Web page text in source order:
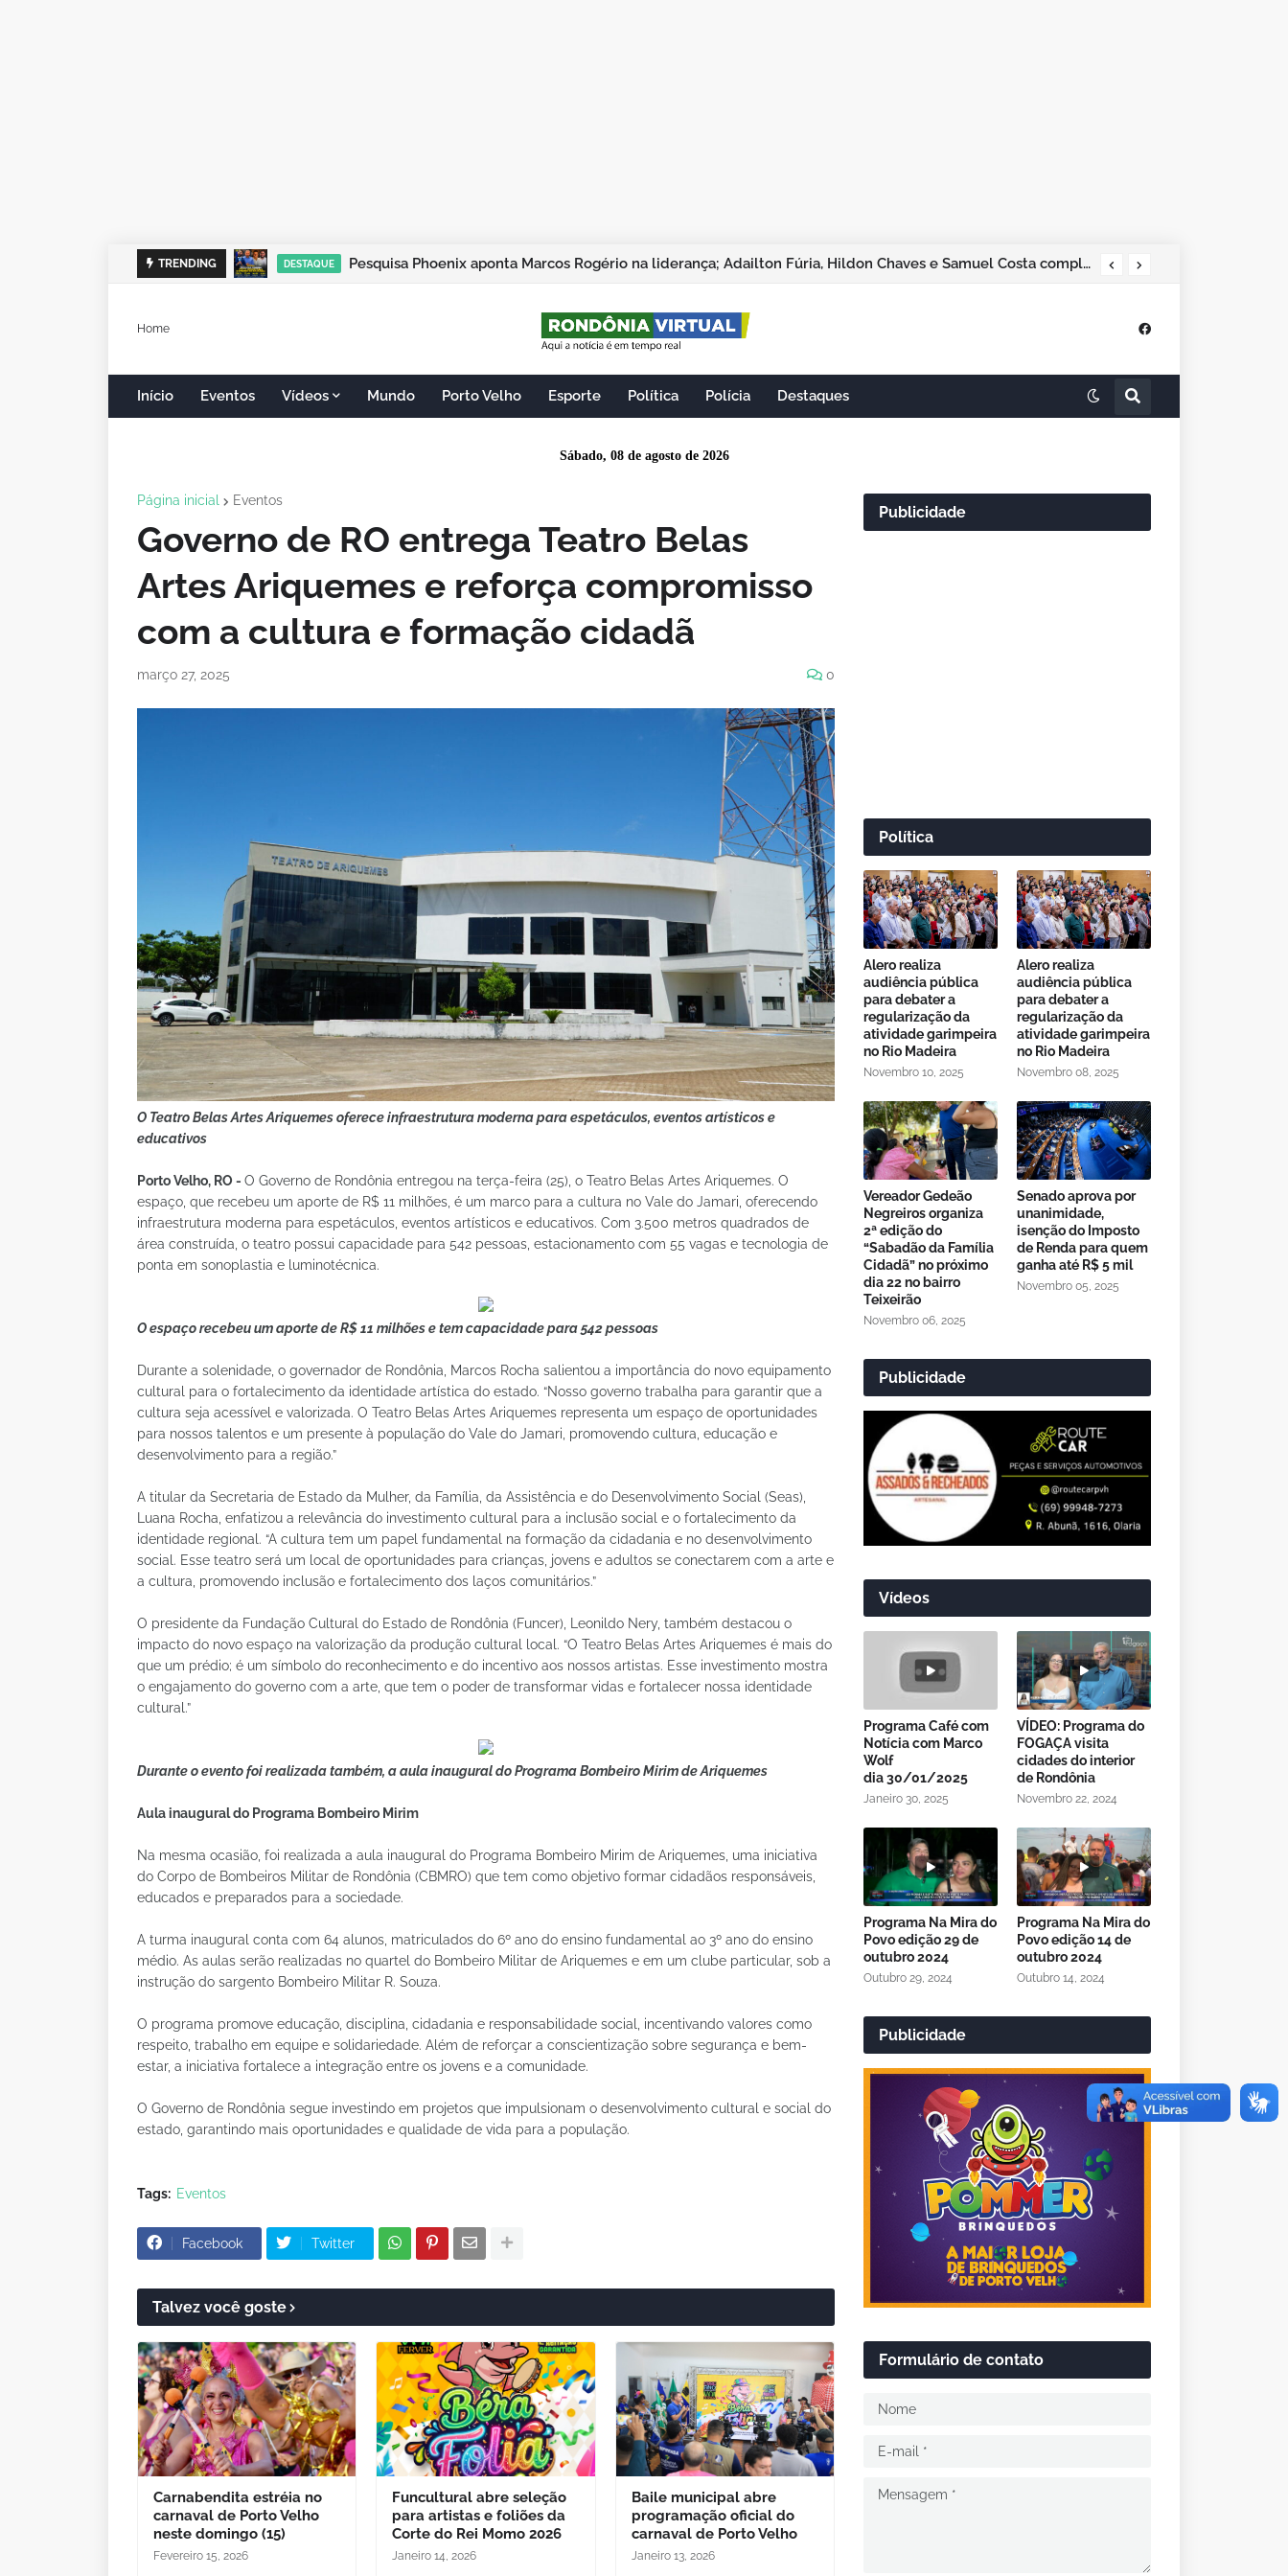
TRENDING DESTAQUE Pesquisa Phoenix aponta Marcos Rogério na liderança; Adailton Fúria, Hildon Chaves e Samuel Costa completam os quatro primeiros
Home
Início Eventos Vídeos Mundo Porto Velho Esporte Política Polícia Destaques
Sábado, 08 de agosto de 2026
Página inicial Eventos
Governo de RO entrega Teatro Belas
Artes Ariquemes e reforça compromisso
com a cultura e formação cidadã
março 27, 2025 0
O Teatro Belas Artes Ariquemes oferece infraestrutura moderna para espetáculos, eventos artísticos e
educativos
Porto Velho, RO - O Governo de Rondônia entregou na terça-feira (25), o Teatro Belas Artes Ariquemes. O
espaço, que recebeu um aporte de R$ 11 milhões, é um marco para a cultura no Vale do Jamari, oferecendo
infraestrutura moderna para espetáculos, eventos artísticos e educativos. Com 3.500 metros quadrados de
área construída, o teatro possui capacidade para 542 pessoas, estacionamento com 55 vagas e tecnologia de
ponta em sonoplastia e luminotécnica.
O espaço recebeu um aporte de R$ 11 milhões e tem capacidade para 542 pessoas
Durante a solenidade, o governador de Rondônia, Marcos Rocha salientou a importância do novo equipamento
cultural para o fortalecimento da identidade artística do estado. “Nosso governo trabalha para garantir que a
cultura seja acessível e valorizada. O Teatro Belas Artes Ariquemes representa um espaço de oportunidades
para nossos talentos e um presente à população do Vale do Jamari, promovendo cultura, educação e
desenvolvimento para a região.”
A titular da Secretaria de Estado da Mulher, da Família, da Assistência e do Desenvolvimento Social (Seas),
Luana Rocha, enfatizou a relevância do investimento cultural para a inclusão social e o fortalecimento da
identidade regional. “A cultura tem um papel fundamental na formação da cidadania e no desenvolvimento
social. Esse teatro será um local de oportunidades para crianças, jovens e adultos se conectarem com a arte e
a cultura, promovendo inclusão e fortalecimento dos laços comunitários.”
O presidente da Fundação Cultural do Estado de Rondônia (Funcer), Leonildo Nery, também destacou o
impacto do novo espaço na valorização da produção cultural local. “O Teatro Belas Artes Ariquemes é mais do
que um prédio; é um símbolo do reconhecimento e do incentivo aos nossos artistas. Esse investimento mostra
o engajamento do governo com a arte, que tem o poder de transformar vidas e fortalecer nossa identidade
cultural.”
Durante o evento foi realizada também, a aula inaugural do Programa Bombeiro Mirim de Ariquemes
Aula inaugural do Programa Bombeiro Mirim
Na mesma ocasião, foi realizada a aula inaugural do Programa Bombeiro Mirim de Ariquemes, uma iniciativa
do Corpo de Bombeiros Militar de Rondônia (CBMRO) que tem como objetivo formar cidadãos responsáveis,
educados e preparados para a sociedade.
A turma inaugural conta com 64 alunos, matriculados do 6º ano do ensino fundamental ao 3º ano do ensino
médio. As aulas serão realizadas no quartel do Bombeiro Militar de Ariquemes e em um clube particular, sob a
instrução do sargento Bombeiro Militar R. Souza.
O programa promove educação, disciplina, cidadania e responsabilidade social, incentivando valores como
respeito, trabalho em equipe e solidariedade. Além de reforçar a conscientização sobre segurança e bem-
estar, a iniciativa fortalece a integração entre os jovens e a comunidade.
O Governo de Rondônia segue investindo em projetos que impulsionam o desenvolvimento cultural e social do
estado, garantindo mais oportunidades e qualidade de vida para a população.
Tags: Eventos
Facebook Twitter
Talvez você goste
Carnabendita estréia no
carnaval de Porto Velho
neste domingo (15)
Fevereiro 15, 2026
Funcultural abre seleção
para artistas e foliões da
Corte do Rei Momo 2026
Janeiro 14, 2026
Baile municipal abre
programação oficial do
carnaval de Porto Velho
Janeiro 13, 2026
Publicidade
Política
Alero realiza
audiência pública
para debater a
regularização da
atividade garimpeira
no Rio Madeira
Novembro 10, 2025
Alero realiza
audiência pública
para debater a
regularização da
atividade garimpeira
no Rio Madeira
Novembro 08, 2025
Vereador Gedeão
Negreiros organiza
2ª edição do
“Sabadão da Família
Cidadã” no próximo
dia 22 no bairro
Teixeirão
Novembro 06, 2025
Senado aprova por
unanimidade,
isenção do Imposto
de Renda para quem
ganha até R$ 5 mil
Novembro 05, 2025
Publicidade
Vídeos
Programa Café com
Notícia com Marco
Wolf
dia 30/01/2025
Janeiro 30, 2025
VÍDEO: Programa do
FOGAÇA visita
cidades do interior
de Rondônia
Novembro 22, 2024
Programa Na Mira do
Povo edição 29 de
outubro 2024
Outubro 29, 2024
Programa Na Mira do
Povo edição 14 de
outubro 2024
Outubro 14, 2024
Publicidade
Formulário de contato